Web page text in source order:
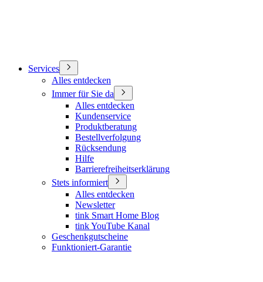
Services
Alles entdecken
Immer für Sie da
Alles entdecken
Kundenservice
Produktberatung
Bestellverfolgung
Rücksendung
Hilfe
Barrierefreiheitserklärung
Stets informiert
Alles entdecken
Newsletter
tink Smart Home Blog
tink YouTube Kanal
Geschenkgutscheine
Funktioniert-Garantie